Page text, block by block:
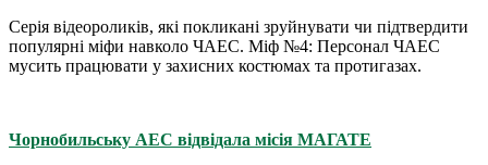
Серія відеороликів, які покликані зруйнувати чи підтвердити
популярні міфи навколо ЧАЕС. Міф №4: Персонал ЧАЕС
мусить працювати у захисних костюмах та протигазах.
Чорнобильську АЕС відвідала місія МАГАТЕ